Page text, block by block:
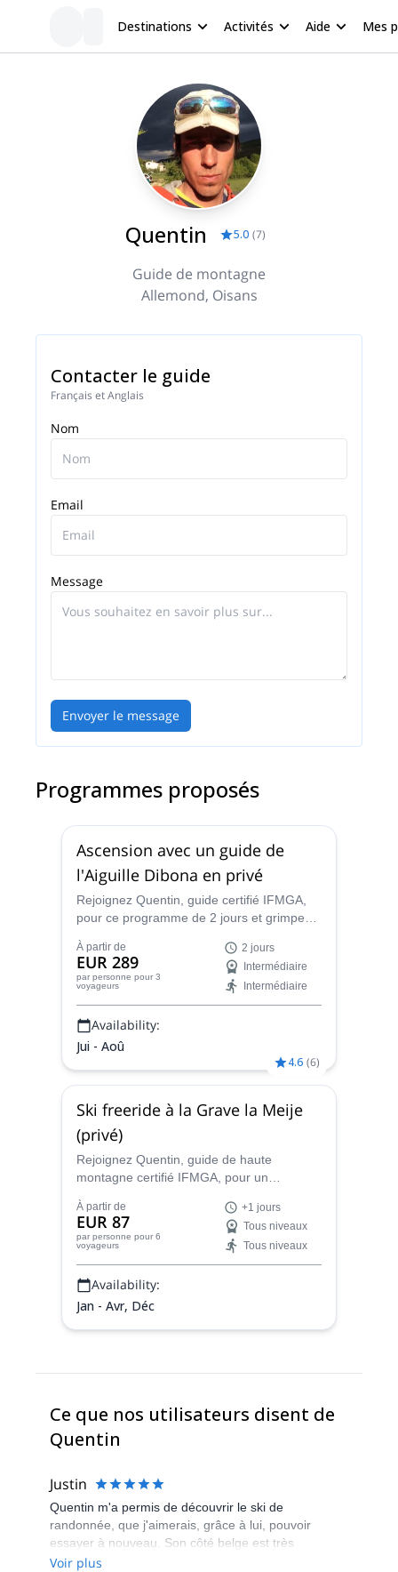
Destinations Activités Aide Mes
Quentin 5.0 (7)
Guide de montagne
Allemond, Oisans
Contacter le guide
Français et Anglais
Nom
Email
Message
Envoyer le message
Programmes proposés
Ascension avec un guide de
l'Aiguille Dibona en privé
Rejoignez Quentin, guide certifié IFMGA,
pour ce programme de 2 jours et grimpez
spectaculaire dans le Massif des Écrins.
À partir de
EUR 289
par personne pour 3
voyageurs
2 jours
Intermédiaire
Intermédiaire
Availability:
Jui - Aoû
4.6 (6)
Ski freeride à la Grave la Meije
(privé)
Rejoignez Quentin, guide de haute
montagne certifié IFMGA, pour un
randonnée à La Grave-La Meije.
Découvrez avec un expert local les
meilleurs spots de poudreuse et la nature
sauvage de la région, pour un ou plusieurs
jours.
À partir de
EUR 87
par personne pour 6
voyageurs
+1 jours
Tous niveaux
Tous niveaux
Availability:
Jan - Avr, Déc
Ce que nos utilisateurs disent de
Quentin
Justin
Quentin m'a permis de découvrir le ski de
randonnée, que j'aimerais, grâce à lui, pouvoir
essayer à nouveau. Son côté belge est très
sympathique et son expérience de la montagne est
Voir plus